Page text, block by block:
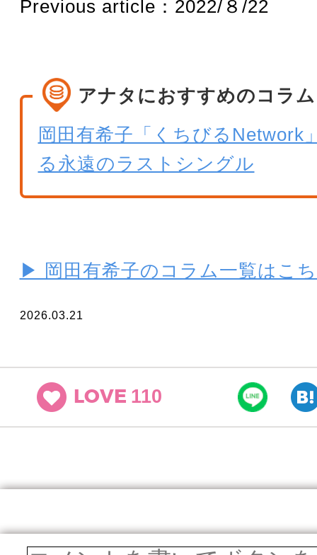
Previous article：2022/８/22
アナタにおすすめのコラム
岡田有希子「くちびるNetwork
る永遠のラストシングル
▶ 岡田有希子のコラム一覧はこ
2026.03.21
LOVE 110